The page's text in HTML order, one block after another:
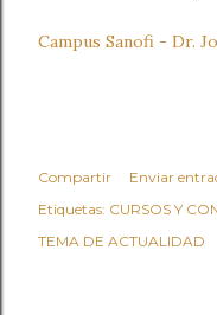
Campus Sanofi - Dr.
Compartir
Enviar
Etiquetas: CURSOS Y
TEMA DE ACTUALIDAD